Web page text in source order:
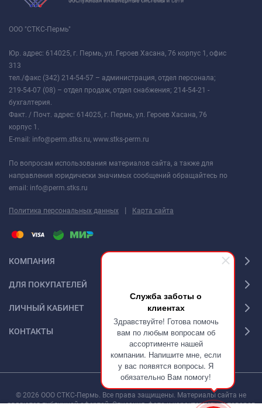
Служба заботы о
клиентах
Здравствуйте! Готова помочь
вам по любым вопросам об
ассортименте нашей
компании. Напишите мне, если
у вас появятся вопросы. Я
обязательно Вам помогу!
ООО "СТКС-Пермь"
Юр. адрес: 614025, г. Пермь, ул. Героев Хасана, 76 корпус 1, офис
313
тел./факс (342) 214-54-57 – администрация, отдел персонала;
219-54-07 (08) – отдел продаж, отдел снабжения; 214-54-21 -
бухгалтерия.
Факт. / Почт. адрес: 614025, г. Пермь, ул. Героев Хасана, 76
корпус 1.
E-mail: info@perm.stks.ru, www.stks-perm.ru
По вопросам использования материалов сайта, а также для
направления юридически значимых сообщений обращайтесь по
email: info@perm.stks.ru
Политика персональных данных | Карта сайта
КОМПАНИЯ
ДЛЯ ПОКУПАТЕЛЕЙ
ЛИЧНЫЙ КАБИНЕТ
КОНТАКТЫ
© 2026 ООО СТКС-Пермь. Все права защищены. Материалы сайта не
являются публичной офертой. Описания, фото и характеристики товаров